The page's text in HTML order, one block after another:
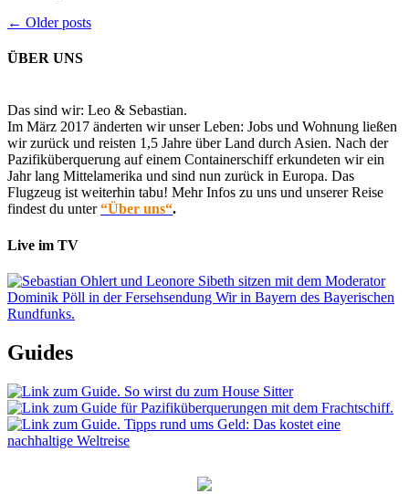
Beitragsnavigation
← Older posts
ÜBER UNS
Das sind wir: Leo & Sebastian.
Im März 2017 änderten wir unser Leben: Jobs und Wohnung ließen
wir zurück und reisten 1,5 Jahre über Land durch Asien. Nach der
Pazifiküberquerung auf einem Containerschiff erkundeten wir ein
Jahr lang Mittelamerika und sind nun zurück in Europa. Das
Flugzeug ist weiterhin tabu! Mehr Infos zu uns und unserer Reise
findest du unter“Über uns“.
Live im TV
Guides